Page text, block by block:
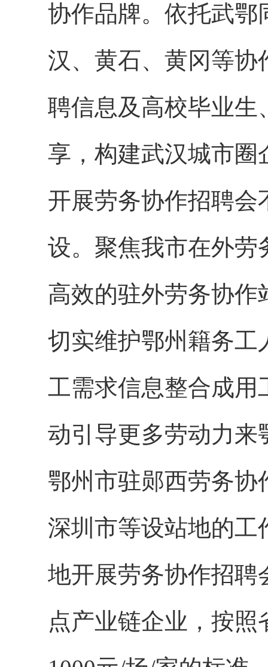
协作品牌。依托武鄂
汉、黄石、黄冈等
聘信息及高校毕业生
享，构建武汉城市圈
开展劳务协作招聘会
设。聚焦我市在外劳
高效的驻外劳务协作
切实维护鄂州籍务工
工需求信息整合成用
动引导更多劳动力来
鄂州市驻郧西劳务
深圳市等设站地的工
地开展劳务协作招聘
点产业链企业，按